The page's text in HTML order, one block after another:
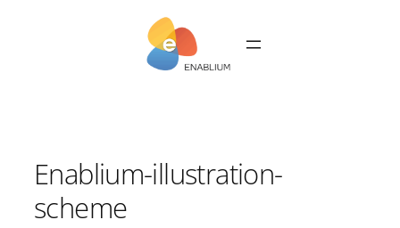
Enablium-illustration-
scheme